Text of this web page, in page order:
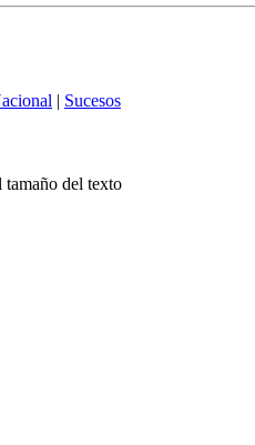
| Sucesos